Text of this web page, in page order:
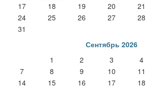
17
18 19 20 21
24
25 26 27 28
31
Сентябрь 2026
1
2 3 4
7
8 9 10 11
14
15 16 17 18